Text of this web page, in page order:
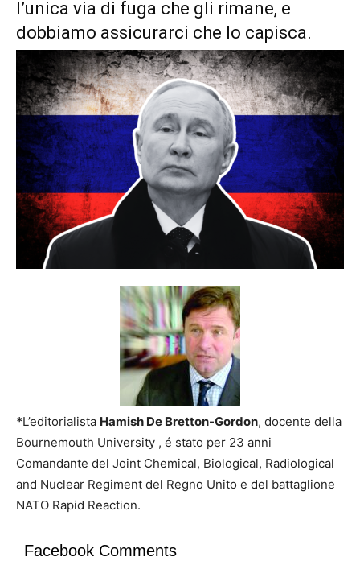
l’unica via di fuga che gli rimane, e
dobbiamo assicurarci che lo capisca.
*L’editorialista Hamish De Bretton-Gordon, docente della
Bournemouth University , é stato per 23 anni
Comandante del Joint Chemical, Biological, Radiological
and Nuclear Regiment del Regno Unito e del battaglione
NATO Rapid Reaction.
Facebook Comments